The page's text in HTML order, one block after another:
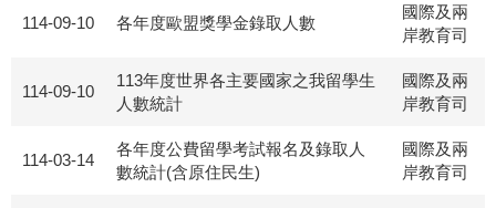
114-09-10 各年度歐盟獎學金錄取人數
國際及兩
岸教育司
114-09-10
113年度世界各主要國家之我留學生
人數統計
國際及兩
岸教育司
114-03-14
各年度公費留學考試報名及錄取人
數統計(含原住民生)
國際及兩
岸教育司